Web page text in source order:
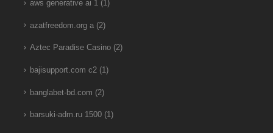
aws generative ai 1(1)
azatfreedom.org a(2)
Aztec Paradise Casino(2)
bajisupport.com c2(1)
banglabet-bd.com (2)
barsuki-adm.ru 1500(1)